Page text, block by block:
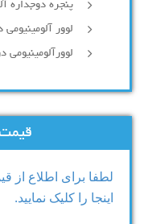
پنجره دوجداره
لوور
لوورآلومینیومی
لطفا برای اطلاع از
اینجا را کلیک نمایید.